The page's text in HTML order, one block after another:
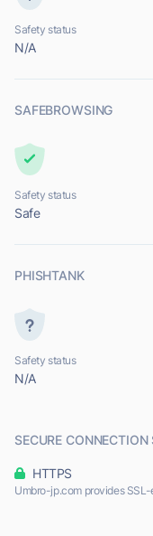
Safety status
N/A
SAFEBROWSING
Safety status
Safe
PHISHTANK
Safety status
N/A
SECURE CONNECTION
HTTPS
Umbro-jp.com provides